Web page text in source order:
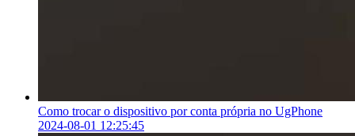
Como trocar o dispositivo por conta própria no UgPhone
2024-08-01 12:25:45